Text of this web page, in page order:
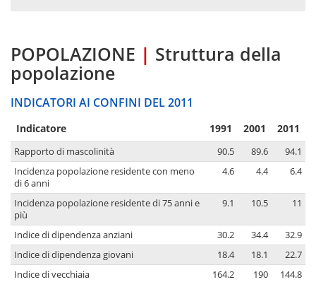
POPOLAZIONE | Struttura della
popolazione
INDICATORI AI CONFINI DEL 2011
Indicatore 1991 2001 2011
Rapporto di mascolinità 90.5 89.6
94.1
Incidenza popolazione residente con meno
di 6 anni
4.6 4.4 6.4
Incidenza popolazione residente di 75 anni e
più
9.1 10.5 11
Indice di dipendenza anziani 30.2 34.4
32.9
Indice di dipendenza giovani
18.4 18.1
22.7
Indice di vecchiaia
164.2 190
144.8